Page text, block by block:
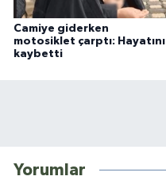
Camiye giderken
motosiklet çarptı: Hayatını
kaybetti
Yorumlar